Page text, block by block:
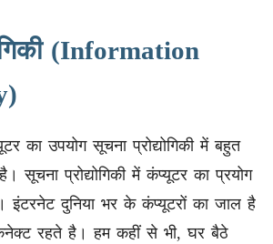
(Information
उपयोग सूचना प्रोद्योगिकी में बहुत
सूचना प्रोद्योगिकी में कंप्यूटर का प्रयोग
इंटरनेट दुनिया भर के कंप्यूटरों का जाल है
रहते है। हम कहीं से भी, घर बैठे